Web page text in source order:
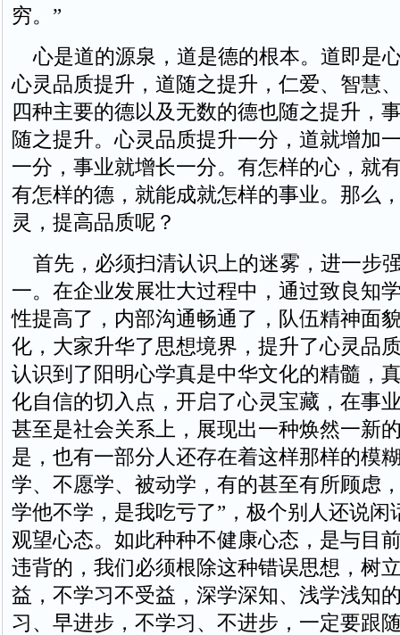
穷。”
心是道的源泉，道是德的根本。道即是
心灵品质提升，道随之提升，仁爱、智慧
四种主要的德以及无数的德也随之提升，
随之提升。心灵品质提升一分，道就增加
一分，事业就增长一分。有怎样的心，就
有怎样的德，就能成就怎样的事业。那么
灵，提高品质呢？
首先，必须扫清认识上的迷雾，进一步
一。在企业发展壮大过程中，通过致良知
性提高了，内部沟通畅通了，队伍精神面
化，大家升华了思想境界，提升了心灵品
认识到了阳明心学真是中华文化的精髓，
化自信的切入点，开启了心灵宝藏，在事
甚至是社会关系上，展现出一种焕然一新
是，也有一部分人还存在着这样那样的模
学、不愿学、被动学，有的甚至有所顾虑
学他不学，是我吃亏了”，极个别人还说闲
观望心态。如此种种不健康心态，是与目
违背的，我们必须根除这种错误思想，树
益，不学习不受益，深学深知、浅学浅知
习、早进步，不学习、不进步，一定要跟